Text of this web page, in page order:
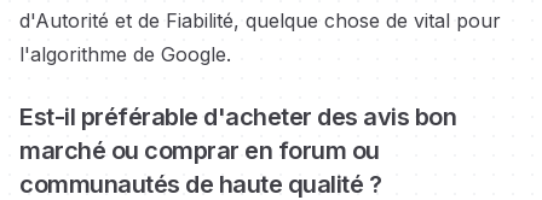
d'Autorité et de Fiabilité, quelque chose de vital pour
l'algorithme de Google.
Est-il préférable d'acheter des avis bon
marché ou comprar en forum ou
communautés de haute qualité ?